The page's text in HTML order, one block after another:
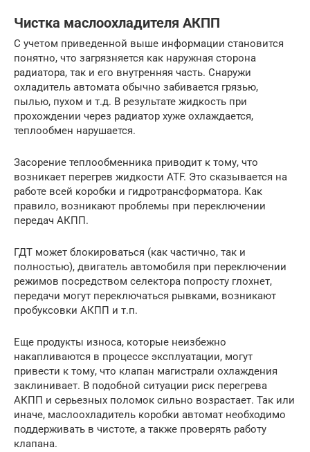
Чистка маслоохладителя АКПП
С учетом приведенной выше информации становится
понятно, что загрязняется как наружная сторона
радиатора, так и его внутренняя часть. Снаружи
охладитель автомата обычно забивается грязью,
пылью, пухом и т.д. В результате жидкость при
прохождении через радиатор хуже охлаждается,
теплообмен нарушается.
Засорение теплообменника приводит к тому, что
возникает перегрев жидкости ATF. Это сказывается на
работе всей коробки и гидротрансформатора. Как
правило, возникают проблемы при переключении
передач АКПП.
ГДТ может блокироваться (как частично, так и
полностью), двигатель автомобиля при переключении
режимов посредством селектора попросту глохнет,
передачи могут переключаться рывками, возникают
пробуксовки АКПП и т.п.
Еще продукты износа, которые неизбежно
накапливаются в процессе эксплуатации, могут
привести к тому, что клапан магистрали охлаждения
заклинивает. В подобной ситуации риск перегрева
АКПП и серьезных поломок сильно возрастает. Так или
иначе, маслоохладитель коробки автомат необходимо
поддерживать в чистоте, а также проверять работу
клапана.